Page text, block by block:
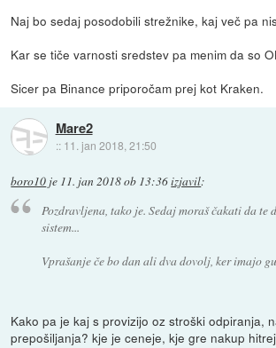
Naj bo sedaj posodobili strežnike, kaj več pa
Kar se tiče varnosti sredstev pa menim da so
Sicer pa Binance priporočam prej kot Kraken.
Mare2
:: 11. jan 2018, 21:50
boro10 je 11. jan 2018 ob 13:36izjavil:
Pozdravljena, tako je. Sedaj moraš čakati da te
sistem...
Vprašanje če bo dan ali dva dovolj, ker imajo
Kako pa je kaj s provizijo oz stroški odpiranja,
prepošiljanja? kje je ceneje, kje gre nakup